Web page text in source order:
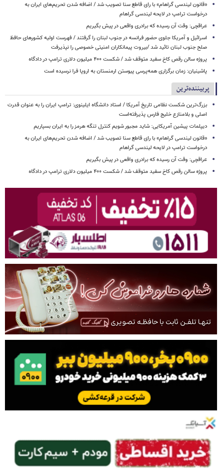
«قانون لیندسی گراهام» با رای قاطع سنا تصویب شد / اضافه شدن تحریم‌های ایران به
درخواست ترامپ در لایحه لیندسی گراهام
عراقچی: وقت آن رسیده که برادری واقعی در پیش بگیریم
اسرائیل و آمریکا جلوی حضور فرانسه در جنوب لبنان را گرفتند / فهرست اولیه کشورهای حافظ
صلح جنوب لبنان تائید شد /بیروت پیمانکاران امنیتی خصوصی را نپذیرفت
پروژه سالن رقص کاخ سفید متوقف شد / شکست ۴۰۰ میلیون دلاری ترامپ در دادگاه
پاشینیان: زمان برگزاری همه‌پرسی پیوستن ارمنستان به اروپا فرا نرسیده است
پربیننده‌ترین
بزرگ‌ترین شکست نظامی تاریخ آمریکا / استاد دانشگاه ایلینوی: ترامپ ایران را به عنوان قدرت
اصلی و بلامنازع خلیج فارس پذیرفته‌است
دیپلمات پیشین آمریکایی: شاید مجبور شویم کنترل تنگه هرمز را به ایران بسپاریم
«قانون لیندسی گراهام» با رای قاطع سنا تصویب شد / اضافه شدن تحریم‌های ایران به
درخواست ترامپ در لایحه لیندسی گراهام
عراقچی: وقت آن رسیده که برادری واقعی در پیش بگیریم
پروژه سالن رقص کاخ سفید متوقف شد / شکست ۴۰۰ میلیون دلاری ترامپ در دادگاه